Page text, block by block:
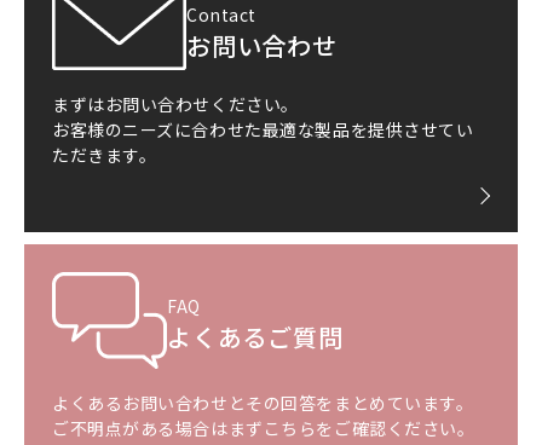
Contact
お問い合わせ
まずはお問い合わせください。
お客様のニーズに合わせた最適な製品を提供させてい
ただきます。
FAQ
よくあるご質問
よくあるお問い合わせとその回答をまとめています。
ご不明点がある場合はまずこちらをご確認ください。